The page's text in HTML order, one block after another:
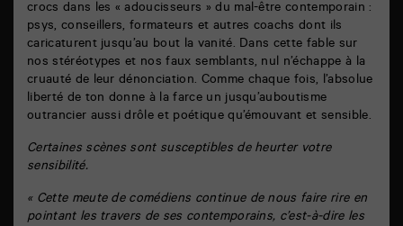
crocs dans les « adoucisseurs » du mal-être contemporain :
psys, conseillers, formateurs et autres coachs dont ils
caricaturent jusqu’au bout la vanité. Dans cette fable sur
nos stéréotypes et nos faux semblants, nul n’échappe à la
cruauté de leur dénonciation. Comme chaque fois, l’absolue
liberté de ton donne à la farce un jusqu’auboutisme
outrancier aussi drôle et poétique qu’émouvant et sensible.
Certaines scènes sont susceptibles de heurter votre
sensibilité.
« Cette meute de comédiens continue de nous faire rire en
pointant les travers de ses contemporains, c’est-à-dire les